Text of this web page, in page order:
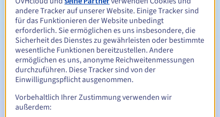
Verlängerungszeitraum Zwischen 1 und 10 Jahren
Rückgewinnungsfrist
Automatische Benachrichtigungen:
Warn-E-Mails: 60, 30, 15, 7 und 3 Tage vor dem
Ablaufdatum
andere Tracker auf unserer Website. Einige Tracker sind
für das Funktionieren der Website unbedingt
erforderlich. Sie ermöglichen es uns insbesondere, die
Sicherheit des Dienstes zu gewährleisten oder bestimmte
wesentliche Funktionen bereitzustellen. Andere
ermöglichen es uns, anonyme Reichweitenmessungen
durchzuführen. Diese Tracker sind von der
Einwilligungspflicht ausgenommen.
Vorbehaltlich Ihrer Zustimmung verwenden wir
außerdem: